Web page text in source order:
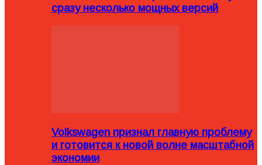
сразу несколько мощных версий
Volkswagen признал главную проблему
и готовится к новой волне масштабной
экономии